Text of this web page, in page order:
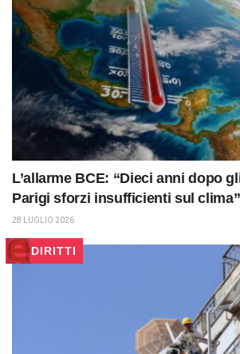
L’allarme BCE: “Dieci anni dopo
Parigi sforzi insufficienti sul clima”
28 LUGLIO 2026
DIRITTI